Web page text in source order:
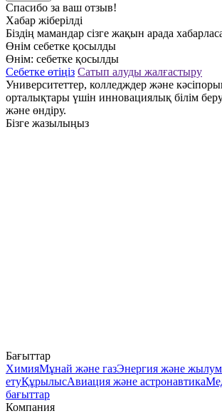
Спасибо за ваш отзыв!
Хабар жіберілді
Біздің мамандар сізге жақын арада
Өнім себетке қосылды
Өнім: себетке қосылды
Себетке өтіңіз Сатып алуды жалғастыру
Университеттер, колледждер және
орталықтары үшін инновациялық білім беру
және өндіру.
Бізге жазылыңыз
Бағыттар
ХимияМұнай және газЭнергия және
етуҚұрылысАвиация және астронавтика
бағыттар
Компания